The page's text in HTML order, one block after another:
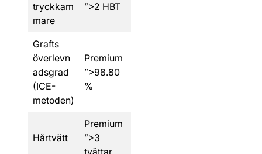
tryckkam
mare
”>2 HBT
Grafts
överlevn
adsgrad
(ICE-
metoden)
Premium
”>98.80
%
Hårtvätt
Premium
”>3